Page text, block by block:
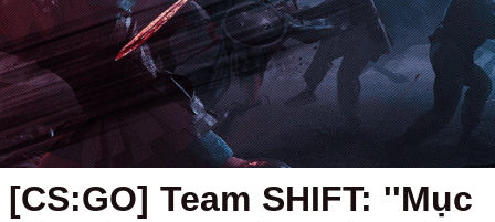
[CS:GO] Team SHIFT: ''Mục